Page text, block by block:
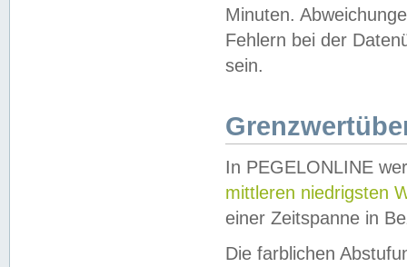
Minuten.
Fehlern bei der
sein.
In PEGELONLINE
mittleren niedrigsten
einer Zeitspanne in
Die farblichen